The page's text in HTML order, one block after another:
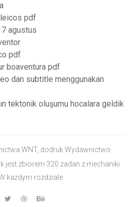
pdf
agustus
pdf
boaventura pdf
dan subtitle menggunakan
tektonik oluşumu hocalara geldik
WNT, dodruk Wydawnictwo
jest zbiorem 320 zadań z mechaniki
każdym rozdziale